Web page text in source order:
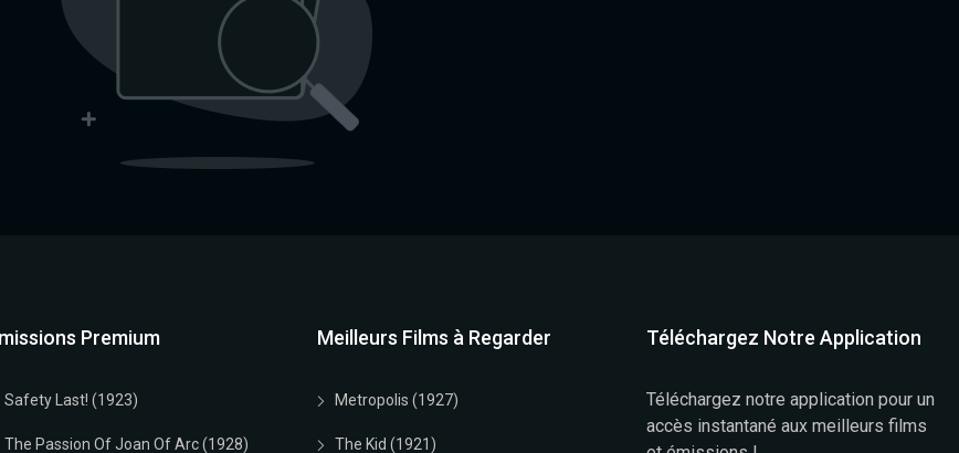
Premium
Safety Last! (1923)
The Passion Of Joan Of Arc (1928)
Meilleurs Films à Regarder
Metropolis (1927)
The Kid (1921)
Téléchargez Notre Application
Téléchargez notre application pour un
accès instantané aux meilleurs films